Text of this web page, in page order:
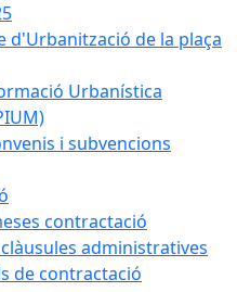
d'Urbanització de la plaça
Urbanística
i subvencions
contractació
administratives
de contractació